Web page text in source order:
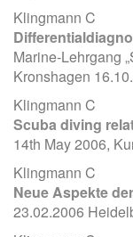
Klingmann C
Marine-Lehrgang
Kronshagen
Klingmann C
Scuba diving
14th May 2006,
Klingmann C
Neue Aspekte
23.02.2006